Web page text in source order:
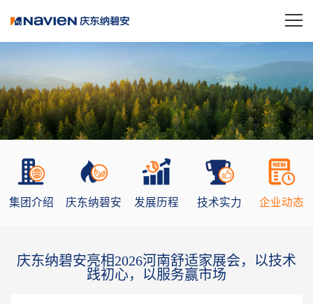
集团介绍 庆东纳碧安 发展历程 技术实力 企业动态
庆东纳碧安亮相2026河南舒适家展会，以技术
践初心，以服务赢市场